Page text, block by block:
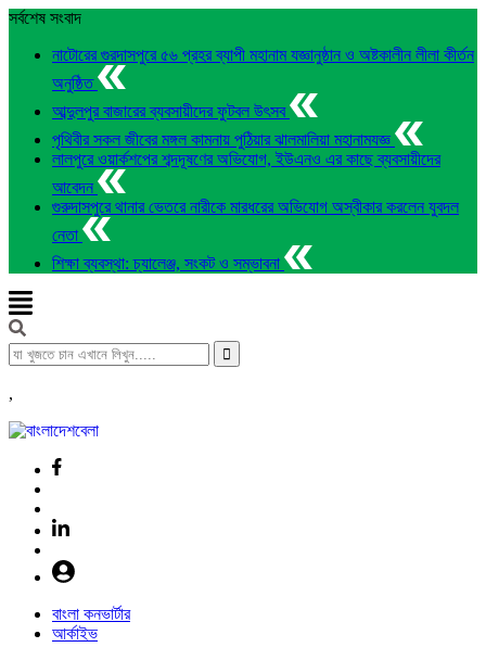
সর্বশেষ সংবাদ
নাটোরের গুরদাসপুরে ৫৬ প্রহর ব্যাপী মহানাম যজ্ঞানুষ্ঠান ও অষ্টকালীন লীলা কীর্তন
অনুষ্ঠিত
আব্দুলপুর বাজারের ব্যবসায়ীদের ফুটবল উৎসব
পৃথিবীর সকল জীবের মঙ্গল কামনায় পুঠিয়ার ঝালমালিয়া মহানামযজ্ঞ
লালপুরে ওয়ার্কশপের শব্দদূষণের অভিযোগ, ইউএনও এর কাছে ব্যবসায়ীদের
আবেদন
গুরুদাসপুরে থানার ভেতরে নারীকে মারধরের অভিযোগ অস্বীকার করলেন যুবদল
নেতা
শিক্ষা ব্যবস্থা: চ্যালেঞ্জ, সংকট ও সম্ভাবনা
,
বাংলা কনভার্টার
আর্কাইভ